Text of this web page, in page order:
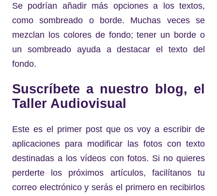
Se podrían añadir más opciones a los textos,
como sombreado o borde. Muchas veces se
mezclan los colores de fondo; tener un borde o
un sombreado ayuda a destacar el texto del
fondo.
Suscríbete a nuestro blog, el
Taller Audiovisual
Este es el primer post que os voy a escribir de
aplicaciones para modificar las fotos con texto
destinadas a los vídeos con fotos. Si no quieres
perderte los próximos artículos, facilítanos tu
correo electrónico y serás el primero en recibirlos